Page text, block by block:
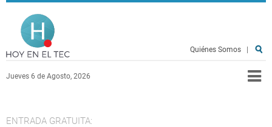
Pasar al contenido principal
Jueves 6 de Agosto, 2026
Quiénes Somos
ENTRADA GRATUITA: